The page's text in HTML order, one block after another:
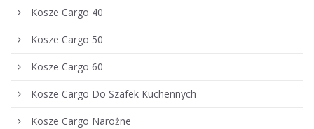
Kosze Cargo 40
Kosze Cargo 50
Kosze Cargo 60
Kosze Cargo Do Szafek Kuchennych
Kosze Cargo Narożne